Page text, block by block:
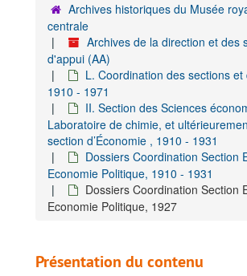
Archives historiques du Musée
centrale
Archives de la direction et des
d'appui (AA)
L. Coordination des sections et
1910 - 1971
II. Section des Sciences
Laboratoire de chimie, et
section d’Économie , 1910 - 1931
Dossiers Coordination Section
Economie Politique, 1910 - 1931
Dossiers Coordination Section
Economie Politique, 1927
Présentation du contenu
Archives de la direction et des services